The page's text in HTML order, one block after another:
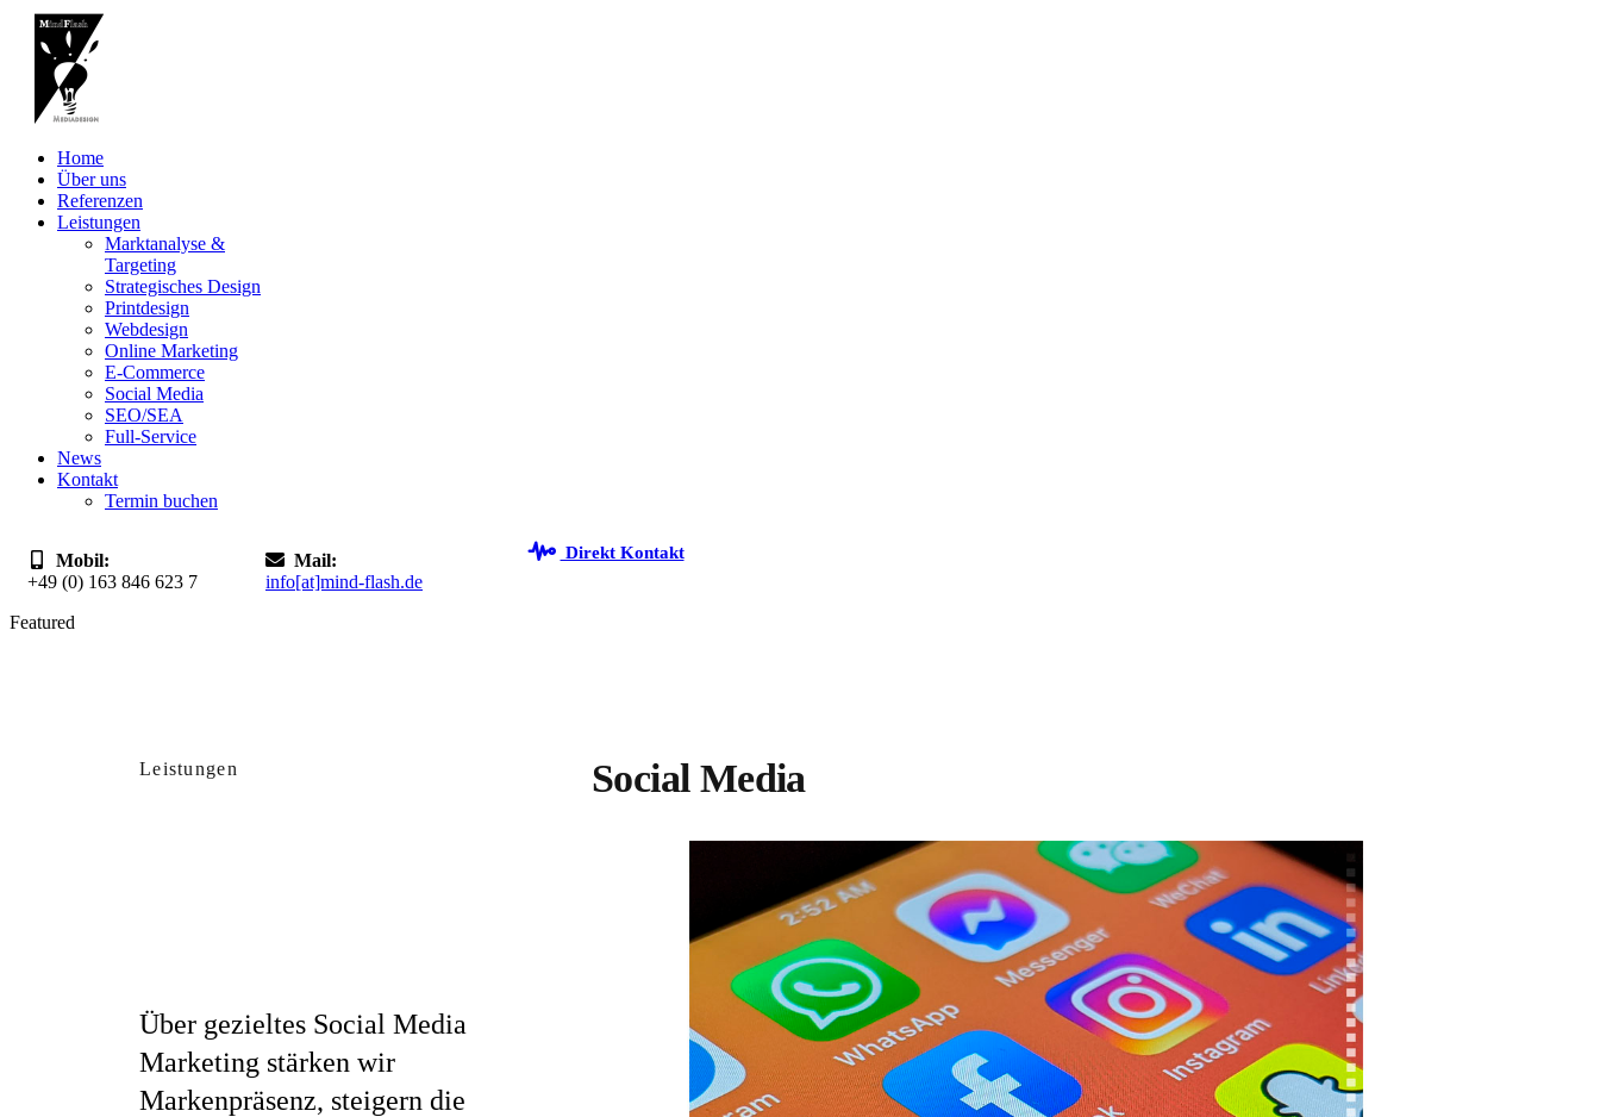
Home
Über uns
Referenzen
Leistungen
Marktanalyse &
Targeting
Strategisches Design
Printdesign
Webdesign
Online Marketing
E-Commerce
Social Media
SEO/SEA
Full-Service
News
Kontakt
Termin buchen
Mobil:
+49 (0) 163 846 623 7
Mail:
info[at]mind-flash.de
Direkt Kontakt
Featured
Leistungen
Über gezieltes Social Media
Marketing stärken wir
Markenpräsenz, steigern die
Social Media